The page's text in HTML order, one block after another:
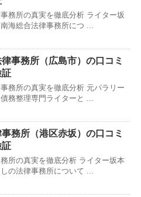
務所の真実を徹底分析 ライター坂
海総合法律事務所につ ...
事務所（広島市）の口コミ
証
務所の真実を徹底分析 元パラリー
務整理専門ライターと ...
務所（港区赤坂）の口コミ
証
所の真実を徹底分析 ライター坂本
の法律事務所について ...